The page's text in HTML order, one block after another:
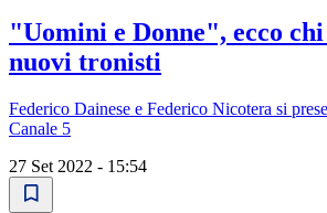
"Uomini e Donne", ecco chi
nuovi tronisti
Federico Dainese e Federico Nicotera si
Canale 5
27 Set 2022 - 15:54